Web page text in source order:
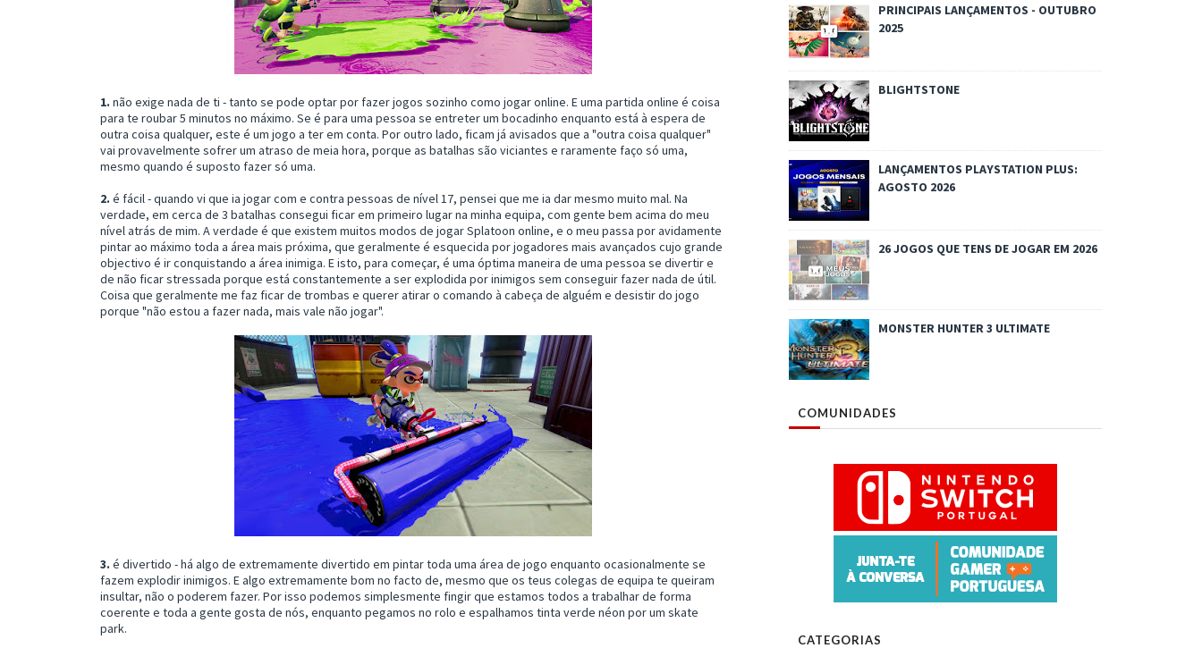
1. não exige nada de ti - tanto se pode optar por fazer jogos sozinho como jogar online. E uma partida online é coisa
para te roubar 5 minutos no máximo. Se é para uma pessoa se entreter um bocadinho enquanto está à espera de
outra coisa qualquer, este é um jogo a ter em conta. Por outro lado, ficam já avisados que a "outra coisa qualquer"
vai provavelmente sofrer um atraso de meia hora, porque as batalhas são viciantes e raramente faço só uma,
mesmo quando é suposto fazer só uma.
2. é fácil - quando vi que ia jogar com e contra pessoas de nível 17, pensei que me ia dar mesmo muito mal. Na
verdade, em cerca de 3 batalhas consegui ficar em primeiro lugar na minha equipa, com gente bem acima do meu
nível atrás de mim. A verdade é que existem muitos modos de jogar Splatoon online, e o meu passa por avidamente
pintar ao máximo toda a área mais próxima, que geralmente é esquecida por jogadores mais avançados cujo grande
objectivo é ir conquistando a área inimiga. E isto, para começar, é uma óptima maneira de uma pessoa se divertir e
de não ficar stressada porque está constantemente a ser explodida por inimigos sem conseguir fazer nada de útil.
Coisa que geralmente me faz ficar de trombas e querer atirar o comando à cabeça de alguém e desistir do jogo
porque "não estou a fazer nada, mais vale não jogar".
3. é divertido - há algo de extremamente divertido em pintar toda uma área de jogo enquanto ocasionalmente se
fazem explodir inimigos. E algo extremamente bom no facto de, mesmo que os teus colegas de equipa te queiram
insultar, não o poderem fazer. Por isso podemos simplesmente fingir que estamos todos a trabalhar de forma
coerente e toda a gente gosta de nós, enquanto pegamos no rolo e espalhamos tinta verde néon por um skate
park.
PRINCIPAIS LANÇAMENTOS - OUTUBRO
2025
BLIGHTSTONE
LANÇAMENTOS PLAYSTATION PLUS:
AGOSTO 2026
26 JOGOS QUE TENS DE JOGAR EM 2026
MONSTER HUNTER 3 ULTIMATE
COMUNIDADES
CATEGORIAS